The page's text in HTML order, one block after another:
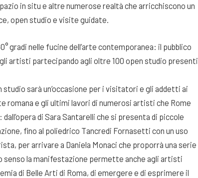
in situ e altre numerose realtà che arricchiscono un
open studio e visite guidate.
gradi nelle fucine dell’arte contemporanea: il pubblico
artisti partecipando agli oltre 100 open studio presenti
sarà un’occasione per i visitatori e gli addetti ai
romana e gli ultimi lavori di numerosi artisti che Rome
di Sara Santarelli che si presenta di piccole
fino al poliedrico Tancredi Fornasetti con un uso
per arrivare a Daniela Monaci che proporrà una serie
la manifestazione permette anche agli artisti
di Belle Arti di Roma, di emergere e di esprimere il